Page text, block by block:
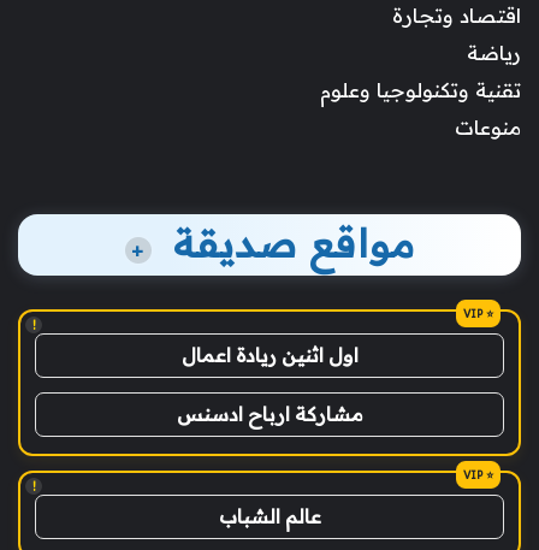
اقتصاد وتجارة
رياضة
تقنية وتكنولوجيا وعلوم
منوعات
مواقع صديقة +
!
اول اثنين ريادة اعمال
مشاركة ارباح ادسنس
!
عالم الشباب